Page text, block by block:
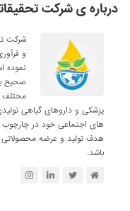
درباره ی شرکت
و
نموده
صحیح
مختلف
پزشکی و داروهای گیاهی
های اجتماعی خود در چارچوب
هدف تولید و عرضه محصولاتی
باشد.